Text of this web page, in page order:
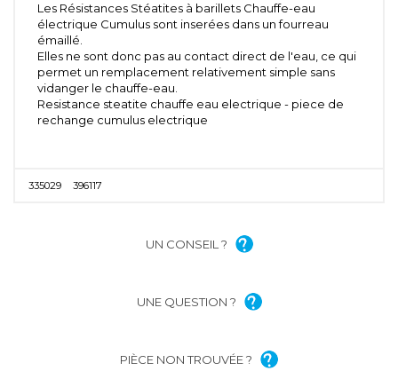
Les Résistances Stéatites à barillets Chauffe-eau
électrique Cumulus sont inserées dans un fourreau
émaillé.
Elles ne sont donc pas au contact direct de l'eau, ce qui
permet un remplacement relativement simple sans
vidanger le chauffe-eau.
Resistance steatite chauffe eau electrique - piece de
rechange cumulus electrique
335029 396117
UN CONSEIL ?
UNE QUESTION ?
PIÈCE NON TROUVÉE ?